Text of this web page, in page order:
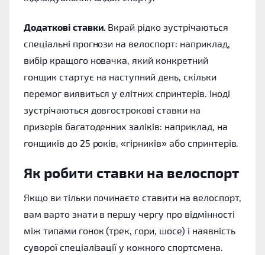
Додаткові ставки. Вкрай рідко зустрічаються
спеціальні прогнози на велоспорт: наприклад,
вибір кращого новачка, який конкретний
гонщик стартує на наступний день, скільки
перемог виявиться у елітних спринтерів. Іноді
зустрічаються довгострокові ставки на
призерів багатоденних заліків: наприклад, на
гонщиків до 25 років, «гірників» або спринтерів.
Як робити ставки на велоспорт
Якщо ви тільки починаєте ставити на велоспорт,
вам варто знати в першу чергу про відмінності
між типами гонок (трек, гори, шосе) і наявність
суворої спеціалізації у кожного спортсмена.